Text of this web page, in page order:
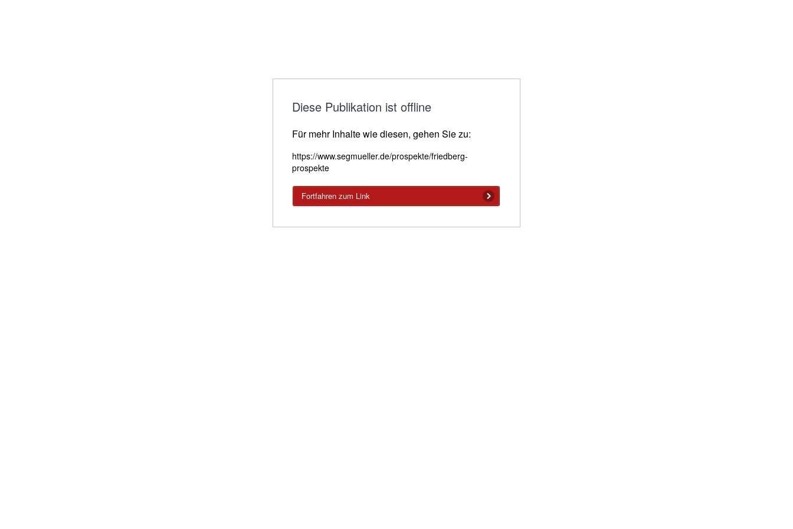
Diese Publikation ist offline
Für mehr Inhalte wie diesen, gehen Sie zu:
https://www.segmueller.de/prospekte/friedberg-
prospekte
Fortfahren zum Link